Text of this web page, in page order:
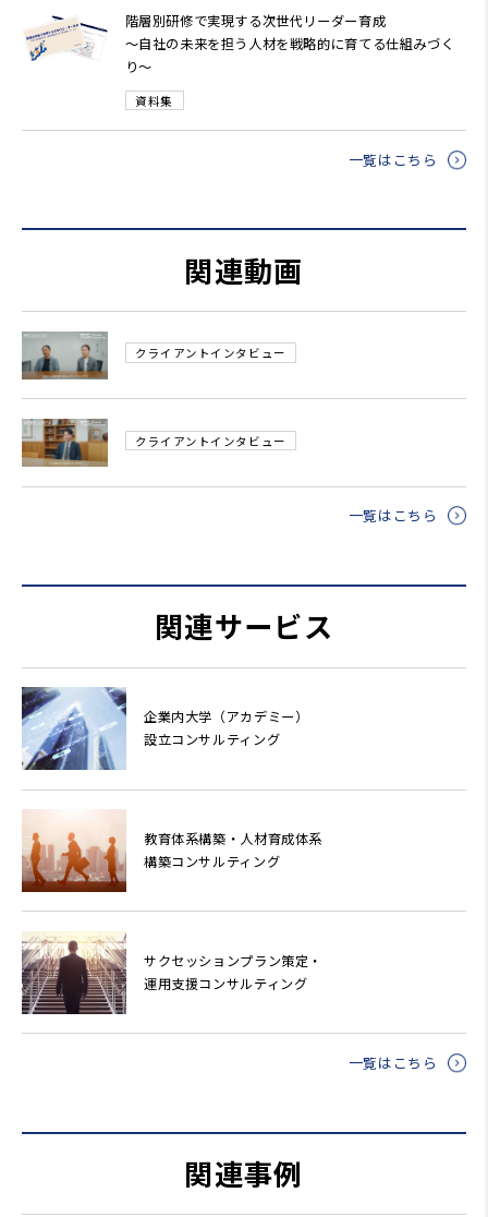
階層別研修で実現する次世代リーダー育成
～自社の未来を担う人材を戦略的に育てる仕組みづく
り～
資料集
一覧はこちら
関連動画
クライアントインタビュー
クライアントインタビュー
一覧はこちら
関連サービス
企業内大学（アカデミー）
設立コンサルティング
教育体系構築・人材育成体系
構築コンサルティング
サクセッションプラン策定・
運用支援コンサルティング
一覧はこちら
関連事例